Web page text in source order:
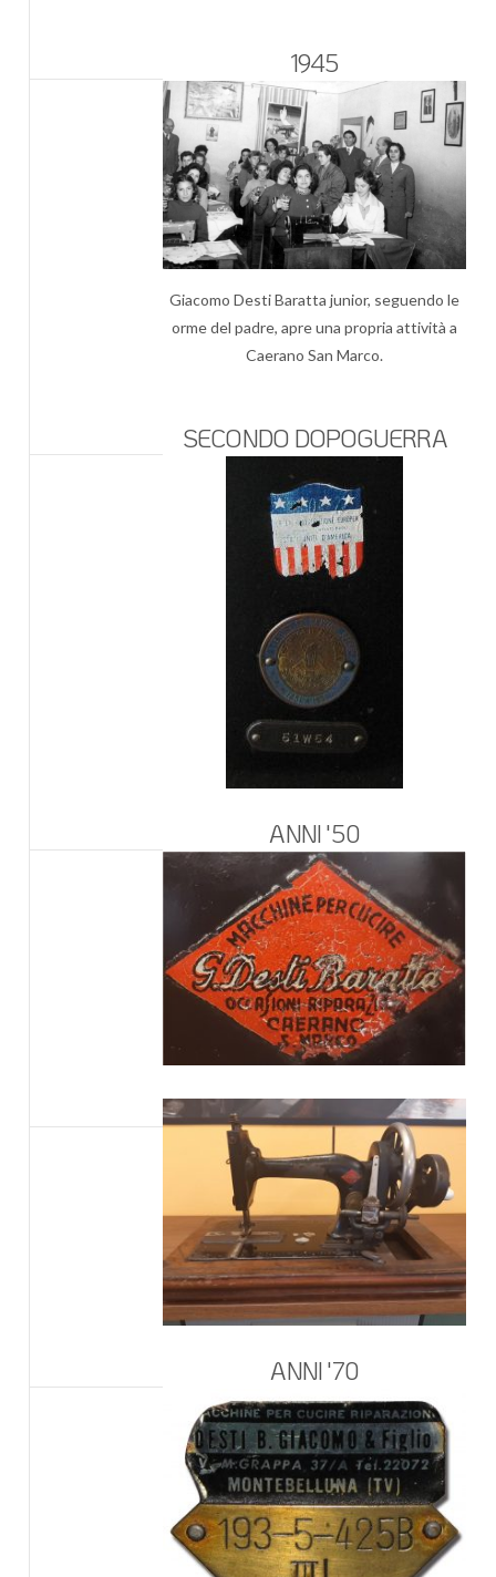
1945
Giacomo Desti Baratta junior, seguendo le
orme del padre, apre una propria attività a
Caerano San Marco.
SECONDO DOPOGUERRA
ANNI '50
ANNI '70